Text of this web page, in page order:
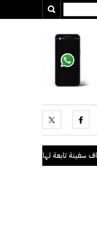
تابعة لها بصاروخ أثناء